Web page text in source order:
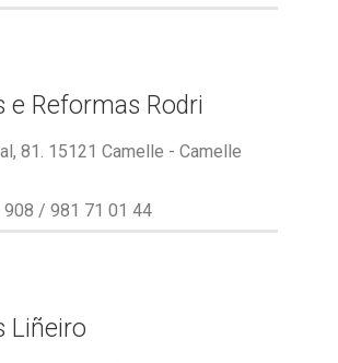
e Reformas Rodri
81. 15121 Camelle - Camelle
908 / 981 71 01 44
Liñeiro